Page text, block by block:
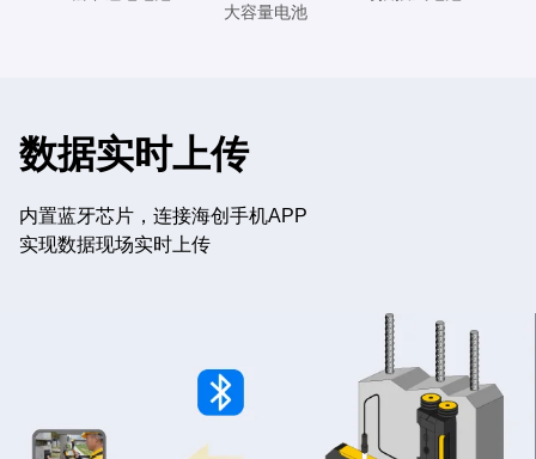
大容量电池
数据实时上传
内置蓝牙芯片，连接海创手机APP
实现数据现场实时上传